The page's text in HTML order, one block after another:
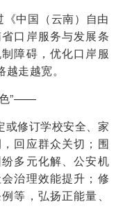
《中国（云南）自由
口岸服务与发展条
障碍，优化口岸服
走越宽。
色”——
或修订学校安全、家
回应群众关切；围
多元化解、公安机
治理效能提升；修
等，弘扬正能量、